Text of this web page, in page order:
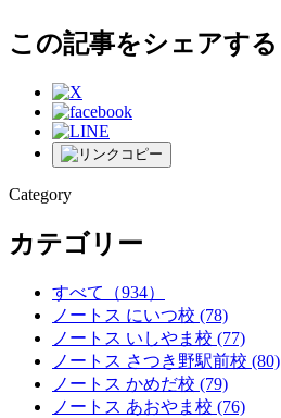
この記事をシェアする
Category
カテゴリー
すべて
（934）
ノートス にいつ校 (78)
ノートス いしやま校 (77)
ノートス さつき野駅前校 (80)
ノートス かめだ校 (79)
ノートス あおやま校 (76)